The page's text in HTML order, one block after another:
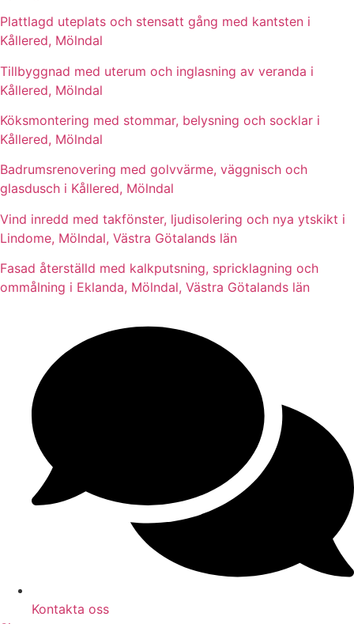
Plattlagd uteplats och stensatt gång med kantsten i
Kållered, Mölndal
Tillbyggnad med uterum och inglasning av veranda i
Kållered, Mölndal
Köksmontering med stommar, belysning och socklar i
Kållered, Mölndal
Badrumsrenovering med golvvärme, väggnisch och
glasdusch i Kållered, Mölndal
Vind inredd med takfönster, ljudisolering och nya ytskikt i
Lindome, Mölndal, Västra Götalands län
Fasad återställd med kalkputsning, spricklagning och
ommålning i Eklanda, Mölndal, Västra Götalands län
Kontakta oss